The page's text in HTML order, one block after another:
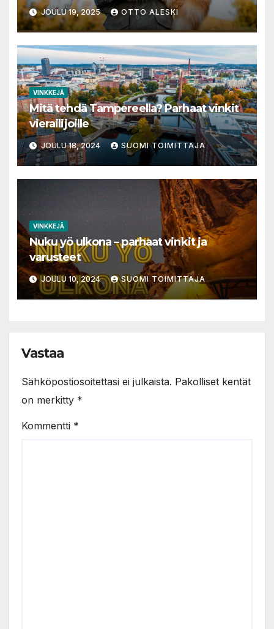
mitä sinun tulee tietää
JOULU 19, 2025 OTTO ALESKI
VINKKEJÄ
Mitä tehdä Tampereella? Parhaat vinkit
vierailijoille
JOULU 18, 2024 SUOMI TOIMITTAJA
VINKKEJÄ
Nuku yö ulkona – parhaat vinkit ja
varusteet
JOULU 10, 2024 SUOMI TOIMITTAJA
Vastaa
Sähköpostiosoitettasi ei julkaista. Pakolliset kentät
on merkitty *
Kommentti *